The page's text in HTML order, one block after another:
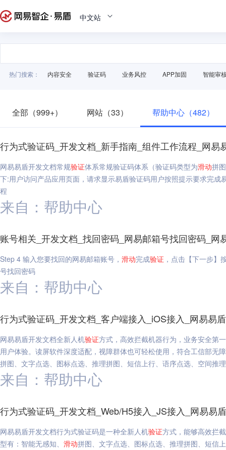
中文站
热门搜索： 内容安全 验证码 业务风控 APP加固 智能审
全部（999+） 网站（33） 帮助中心（482）
行为式验证码_开发文档_新手指南_组件工作流程_网易
网易易盾开发文档常规验证体系常规验证码体系（验证码类型为滑动拼
下:用户访问产品应用页面，请求显示易盾验证码用户按照提示要求完
程
来自：帮助中心
账号相关_开发文档_找回密码_网易邮箱号找回密码_网
Step 4 输入您要找回的网易邮箱账号， 滑动完成验证 ，点击【下一步】
号找回密码
来自：帮助中心
行为式验证码_开发文档_客户端接入_iOS接入_网易易盾
网易易盾开发文档全新人机验证方式，高效拦截机器行为，业务安全第
用户体验。读屏软件深度适配，视障群体也可轻松使用，符合工信部无
拼图、文字点选、图标点选、推理拼图、短信上行、语序点选、空间推
来自：帮助中心
行为式验证码_开发文档_Web/H5接入_JS接入_网易易盾
网易易盾开发文档行为式验证码是一种全新人机验证方式，能够高效拦
型有：智能无感知、 滑动拼图、文字点选、图标点选、推理拼图、短信